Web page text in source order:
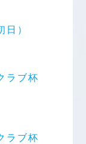
日）
ラブ杯
ラブ杯